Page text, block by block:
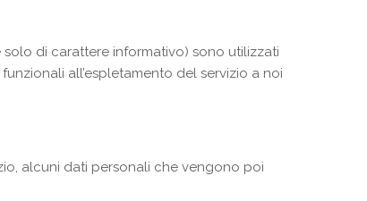
di carattere informativo) sono utilizzati
all’espletamento del servizio a noi
alcuni dati personali che vengono poi